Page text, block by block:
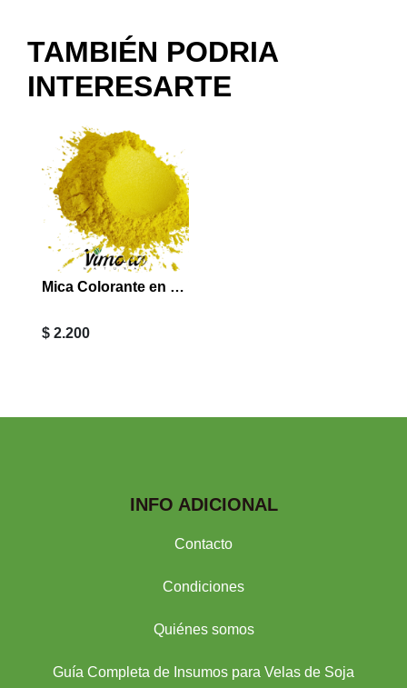
TAMBIÉN PODRIA
INTERESARTE
Mica Colorante en Polvo Amarillo 5 grs
$ 2.200
INFO ADICIONAL
Contacto
Condiciones
Quiénes somos
Guía Completa de Insumos para Velas de Soja